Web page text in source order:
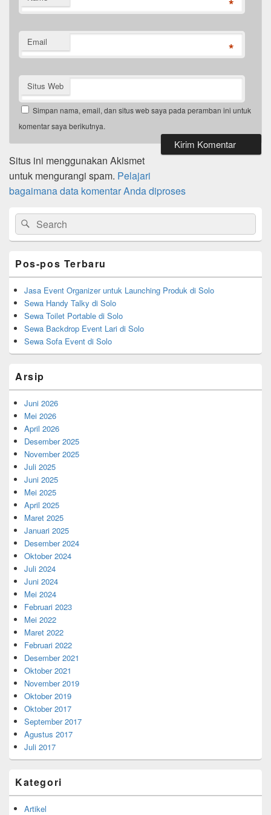
*
Email *
Situs Web
Simpan nama, email, dan situs web saya pada peramban ini untuk
komentar saya berikutnya.
Situs ini menggunakan Akismet
untuk mengurangi spam. Pelajari
bagaimana data komentar Anda diproses
Primary
Sidebar
Widget
Area
Search
for:
Search
Pos-pos Terbaru
Jasa Event Organizer untuk Launching Produk di Solo
Sewa Handy Talky di Solo
Sewa Toilet Portable di Solo
Sewa Backdrop Event Lari di Solo
Sewa Sofa Event di Solo
Arsip
Juni 2026
Mei 2026
April 2026
Desember 2025
November 2025
Juli 2025
Juni 2025
Mei 2025
April 2025
Maret 2025
Januari 2025
Desember 2024
Oktober 2024
Juli 2024
Juni 2024
Mei 2024
Februari 2023
Mei 2022
Maret 2022
Februari 2022
Desember 2021
Oktober 2021
November 2019
Oktober 2019
Oktober 2017
September 2017
Agustus 2017
Juli 2017
Kategori
Artikel